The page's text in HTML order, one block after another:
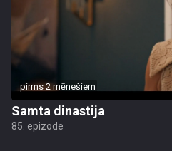
pirms 2 mēnešiem
Samta dinastija
85. epizode